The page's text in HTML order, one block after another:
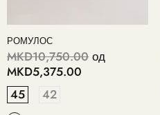
РОМУЛОС
MKD10,750.00 од
MKD5,375.00
45
42